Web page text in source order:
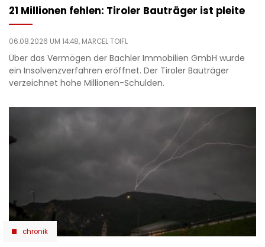
21 Millionen fehlen: Tiroler Bauträger ist pleite
06.08.2026 UM 14:48, MARCEL TOIFL
Über das Vermögen der Bachler Immobilien GmbH wurde
ein Insolvenzverfahren eröffnet. Der Tiroler Bauträger
verzeichnet hohe Millionen-Schulden.
chronik